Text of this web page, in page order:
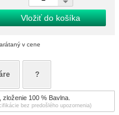
Vložiť do košíka
v cene
?
100 % Bavlna.
bez predošlého upozornenia)